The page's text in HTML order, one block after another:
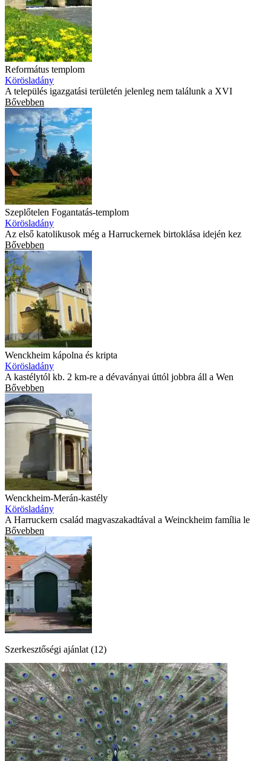
Református templom
Körösladány
A település igazgatási területén jelenleg nem találunk a XVI
Bővebben
Szeplőtelen Fogantatás-templom
Körösladány
Az első katolikusok még a Harruckernek birtoklása idején kez
Bővebben
Wenckheim kápolna és kripta
Körösladány
A kastélytól kb. 2 km-re a dévaványai úttól jobbra áll a Wen
Bővebben
Wenckheim-Merán-kastély
Körösladány
A Harruckern család magvaszakadtával a Weinckheim família le
Bővebben
Szerkesztőségi ajánlat (12)